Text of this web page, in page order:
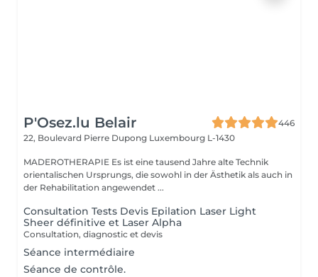
P'Osez.lu Belair
446
22, Boulevard Pierre Dupong Luxembourg L-1430
MADEROTHERAPIE Es ist eine tausend Jahre alte Technik
orientalischen Ursprungs, die sowohl in der Ästhetik als auch in
der Rehabilitation angewendet ...
Consultation Tests Devis Epilation Laser Light
Sheer définitive et Laser Alpha
Consultation, diagnostic et devis
Séance intermédiaire
Séance de contrôle.